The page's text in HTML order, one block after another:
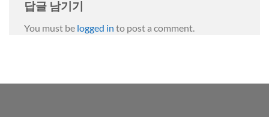
답글 남기기
You must be logged in to post a comment.